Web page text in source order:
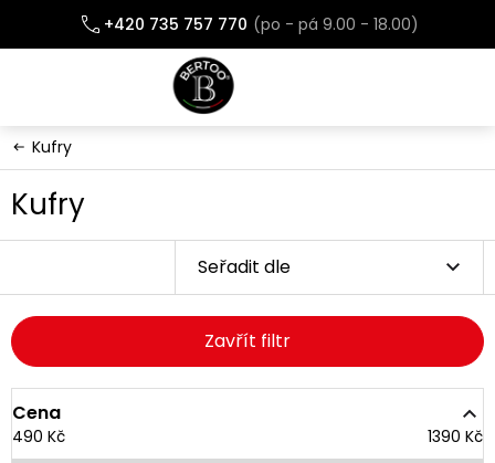
obsah
+420 735 757 770
Kufry
Kufry
Seřadit dle
Zavřít filtr
Cena
490 Kč 1390 Kč